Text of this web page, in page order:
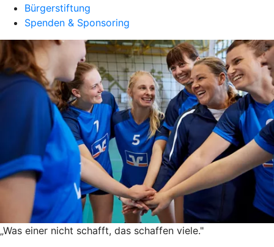
Bürgerstiftung
Spenden & Sponsoring
„Was einer nicht schafft, das schaffen viele."